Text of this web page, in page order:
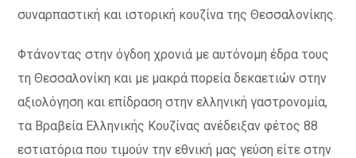
συναρπαστική και ιστορική κουζίνα της Θεσσαλονίκης.
Φτάνοντας στην όγδοη χρονιά με αυτόνομη έδρα τους
τη Θεσσαλονίκη και με μακρά πορεία δεκαετιών στην
αξιολόγηση και επίδραση στην ελληνική γαστρονομία,
τα Βραβεία Ελληνικής Κουζίνας ανέδειξαν φέτος 88
εστιατόρια που τιμούν την εθνική μας γεύση είτε στην